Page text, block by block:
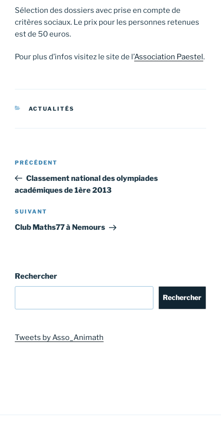
Sélection des dossiers avec prise en compte de
critères sociaux. Le prix pour les personnes retenues
est de 50 euros.
Pour plus d’infos visitez le site de l’Association Paestel.
CATÉGORIES
ACTUALITÉS
Navigation
l’article
Article
précédent
PRÉCÉDENT
Classement national des olympiades
académiques de 1ère 2013
Article
suivant
SUIVANT
Club Maths77 à Nemours
Rechercher
Rechercher
Tweets by Asso_Animath